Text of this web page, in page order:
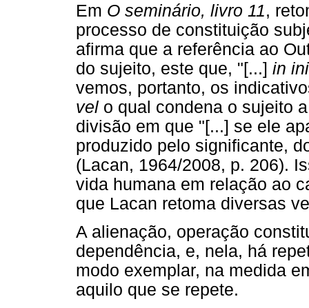
Em O seminário, livro 11,
processo de constituição
afirma que a referência ao
do sujeito, este que, "[...] in
vemos, portanto, os
vel o qual condena o sujeito
divisão em que "[...] se ele
produzido pelo significante,
(Lacan, 1964/2008, p. 206).
vida humana em relação ao
que Lacan retoma diversas
A alienação, operação
dependência, e, nela, há
modo exemplar, na medida
aquilo que se repete.